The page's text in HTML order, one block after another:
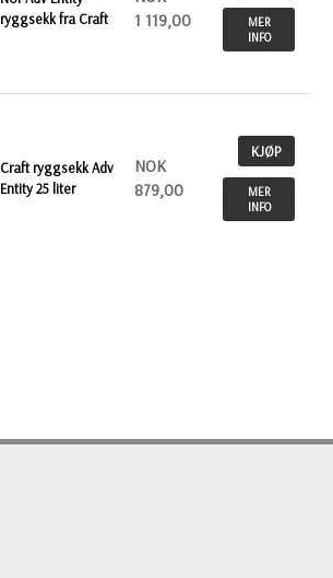
ryggsekk fra Craft
1 119,00
MER
INFO
Craft ryggsekk Adv
Entity 25 liter
NOK
879,00
KJØP
MER
INFO